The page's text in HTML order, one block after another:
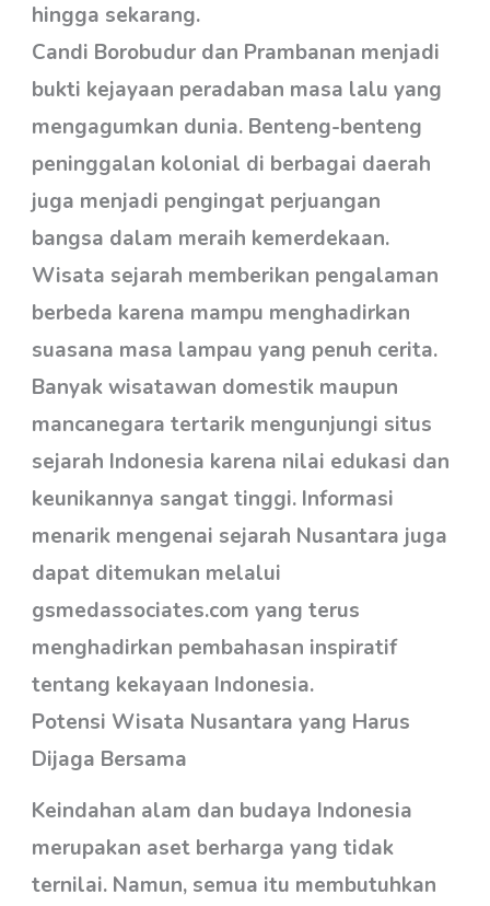
hingga sekarang.
Candi Borobudur dan Prambanan menjadi
bukti kejayaan peradaban masa lalu yang
mengagumkan dunia. Benteng-benteng
peninggalan kolonial di berbagai daerah
juga menjadi pengingat perjuangan
bangsa dalam meraih kemerdekaan.
Wisata sejarah memberikan pengalaman
berbeda karena mampu menghadirkan
suasana masa lampau yang penuh cerita.
Banyak wisatawan domestik maupun
mancanegara tertarik mengunjungi situs
sejarah Indonesia karena nilai edukasi dan
keunikannya sangat tinggi. Informasi
menarik mengenai sejarah Nusantara juga
dapat ditemukan melalui
gsmedassociates.com yang terus
menghadirkan pembahasan inspiratif
tentang kekayaan Indonesia.
Potensi Wisata Nusantara yang Harus
Dijaga Bersama
Keindahan alam dan budaya Indonesia
merupakan aset berharga yang tidak
ternilai. Namun, semua itu membutuhkan